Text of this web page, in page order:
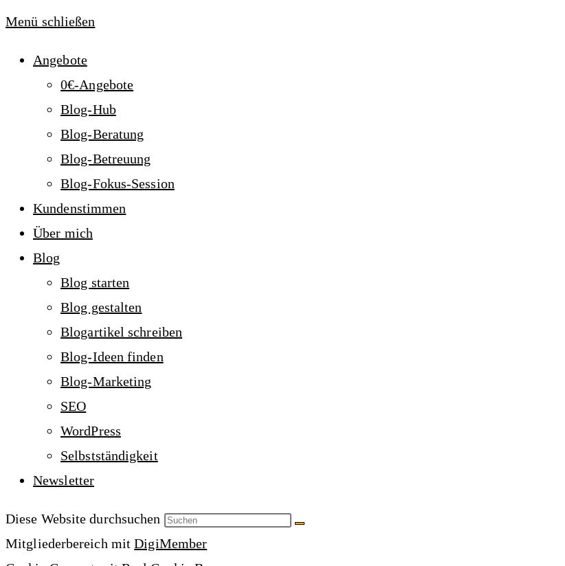
Menü schließen
Angebote
0€-Angebote
Blog-Hub
Blog-Beratung
Blog-Betreuung
Blog-Fokus-Session
Kundenstimmen
Über mich
Blog
Blog starten
Blog gestalten
Blogartikel schreiben
Blog-Ideen finden
Blog-Marketing
SEO
WordPress
Selbstständigkeit
Newsletter
Diese Website durchsuchen
Mitgliederbereich mitDigiMember